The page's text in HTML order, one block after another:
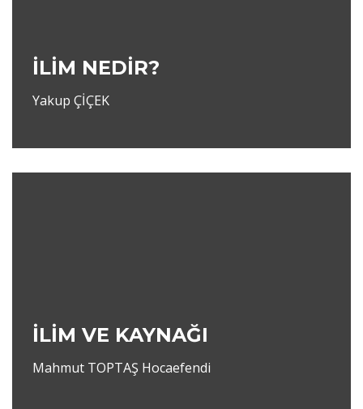
İLİM NEDİR?
Yakup ÇİÇEK
İLİM VE KAYNAĞI
Mahmut TOPTAŞ Hocaefendi